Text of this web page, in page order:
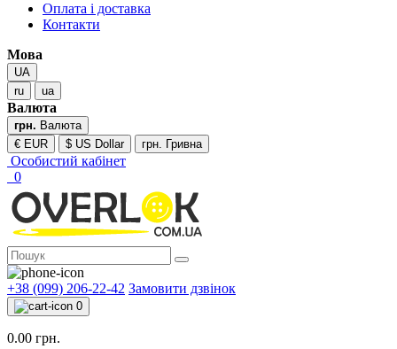
Оплата і доставка
Контакти
Мова
UA
ru
ua
Валюта
грн. Валюта
€ EUR
$ US Dollar грн. Гривна
Особистий кабінет
0
+38 (099) 206-22-42 Замовити дзвінок
0
0.00 грн.